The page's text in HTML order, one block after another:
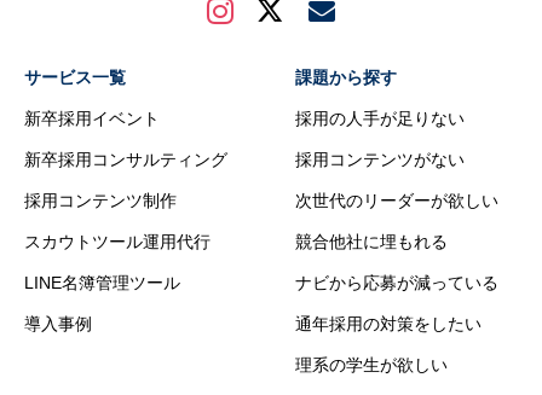
サービス一覧
新卒採用イベント
新卒採用コンサルティング
採用コンテンツ制作
スカウトツール運用代行
LINE名簿管理ツール
導入事例
課題から探す
採用の人手が足りない
採用コンテンツがない
次世代のリーダーが欲しい
競合他社に埋もれる
ナビから応募が減っている
通年採用の対策をしたい
理系の学生が欲しい